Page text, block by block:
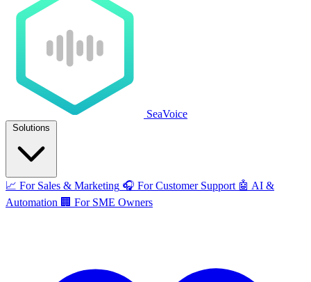
SeaVoice
Solutions
📈 For Sales & Marketing 🎧 For Customer Support 🤖 AI &
Automation 🏢 For SME Owners